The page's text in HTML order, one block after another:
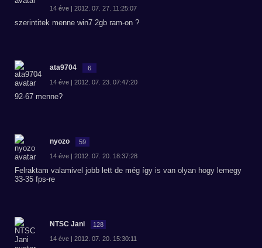
14 éve | 2012. 07. 27. 11:25:07
szerintitek menne win7 2gb ram-on ?
ata9704 6
14 éve | 2012. 07. 23. 07:47:20
92-67 menne?
nyozo 59
14 éve | 2012. 07. 20. 18:37:28
Felraktam valamivel jobb lett de még így is van olyan hogy lemegy
33-35 fps-re
NTSC Jani 128
14 éve | 2012. 07. 20. 15:30:11